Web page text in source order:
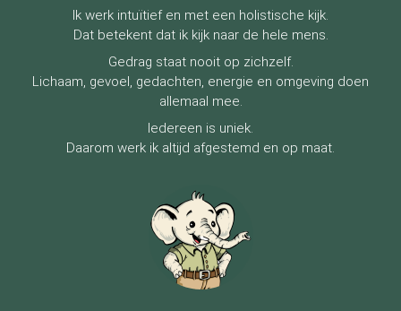
Ik werk intuïtief en met een holistische kijk.
Dat betekent dat ik kijk naar de hele mens.
Gedrag staat nooit op zichzelf.
Lichaam, gevoel, gedachten, energie en omgeving doen
allemaal mee.
Iedereen is uniek.
Daarom werk ik altijd afgestemd en op maat.